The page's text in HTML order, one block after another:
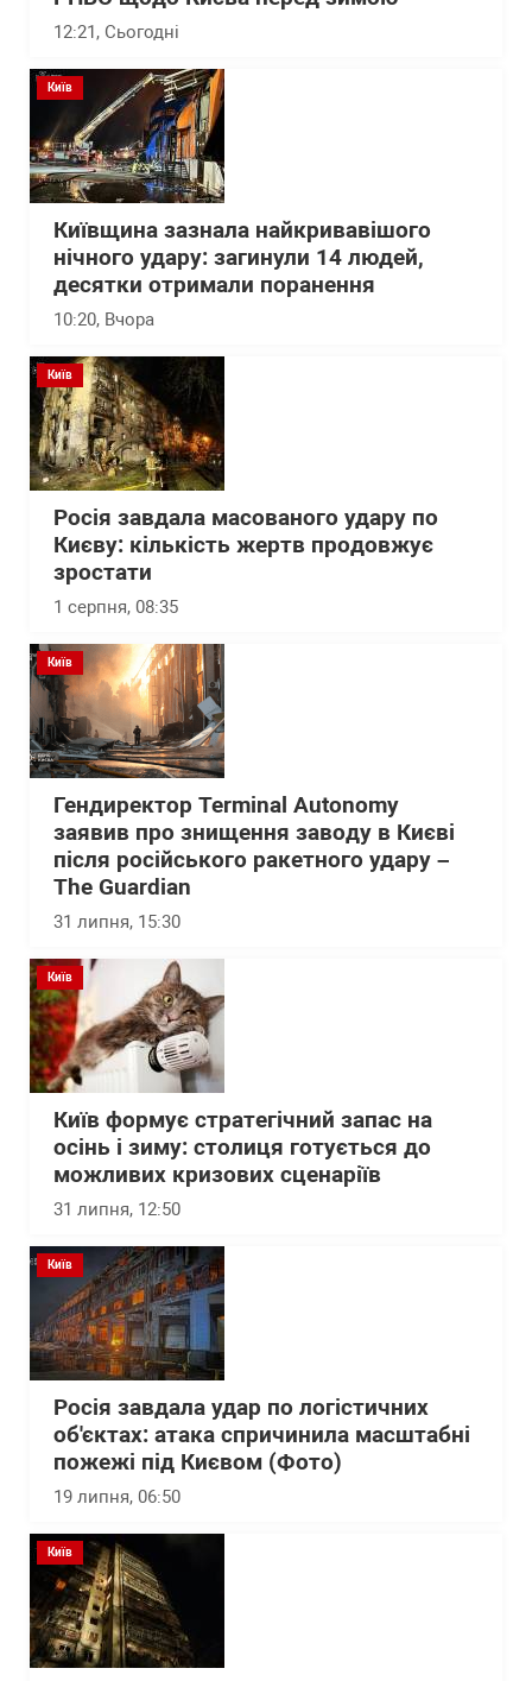
12:21, Сьогодні
Київ
Київщина зазнала найкривавішого
нічного удару: загинули 14 людей,
десятки отримали поранення
10:20, Вчора
Київ
Росія завдала масованого удару по
Києву: кількість жертв продовжує
зростати
1 серпня, 08:35
Київ
Гендиректор Terminal Autonomy
заявив про знищення заводу в Києві
після російського ракетного удару –
The Guardian
31 липня, 15:30
Київ
Київ формує стратегічний запас на
осінь і зиму: столиця готується до
можливих кризових сценаріїв
31 липня, 12:50
Київ
Росія завдала удар по логістичних
об'єктах: атака спричинила масштабні
пожежі під Києвом (Фото)
19 липня, 06:50
Київ